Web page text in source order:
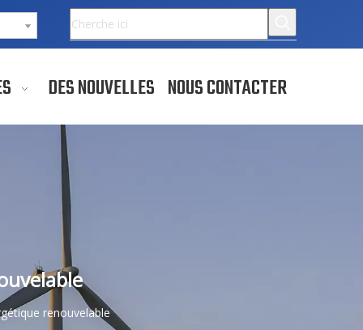
DES NOUVELLES NOUS CONTACTER
renouvelable